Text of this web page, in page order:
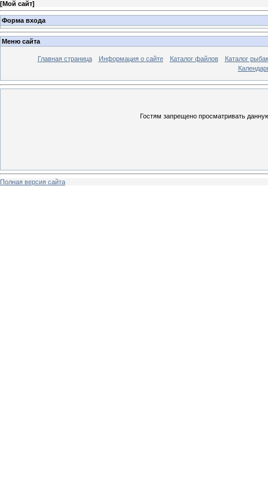
[Мой сайт]
Форма входа
Меню сайта
Главная страница Информация о сайте Каталог файлов
Каталог
Гостям запрещено просматривать
Полная версия сайта